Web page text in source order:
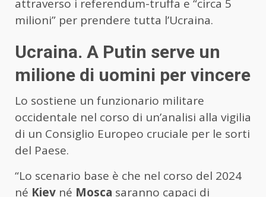
attraverso i referendum-truffa e “circa 5
milioni” per prendere tutta l’Ucraina.
Ucraina. A Putin serve un
milione di uomini per vincere
Lo sostiene un funzionario militare
occidentale nel corso di un’analisi alla vigilia
di un Consiglio Europeo cruciale per le sorti
del Paese.
“Lo scenario base è che nel corso del 2024
né Kiev né Mosca saranno capaci di